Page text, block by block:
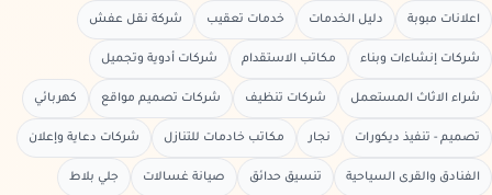
اعلانات مبوبة دليل الخدمات خدمات تعقيب شركة نقل عفش
شركات إنشاءات وبناء مكاتب الاستقدام شركات أدوية وتجميل
شراء الاثاث المستعمل شركات تنظيف شركات تصميم مواقع كهربائي
تصميم - تنفيذ ديكورات نجار مكاتب خادمات للتنازل شركات دعاية وإعلان
الفنادق والقرى السياحية تنسيق حدائق صيانة غسالات جلي بلاط